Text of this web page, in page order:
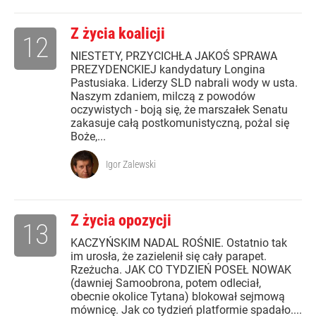
Z życia koalicji
NIESTETY, PRZYCICHŁA JAKOŚ SPRAWA
PREZYDENCKIEJ kandydatury Longina
Pastusiaka. Liderzy SLD nabrali wody w usta.
Naszym zdaniem, milczą z powodów
oczywistych - boją się, że marszałek Senatu
zakasuje całą postkomunistyczną, pożal się
Boże,...
12
Igor Zalewski
Z życia opozycji
KACZYŃSKIM NADAL ROŚNIE. Ostatnio tak
im urosła, że zazielenił się cały parapet.
Rzeżucha. JAK CO TYDZIEŃ POSEŁ NOWAK
(dawniej Samoobrona, potem odleciał,
obecnie okolice Tytana) blokował sejmową
mównicę. Jak co tydzień platformie spadało....
13